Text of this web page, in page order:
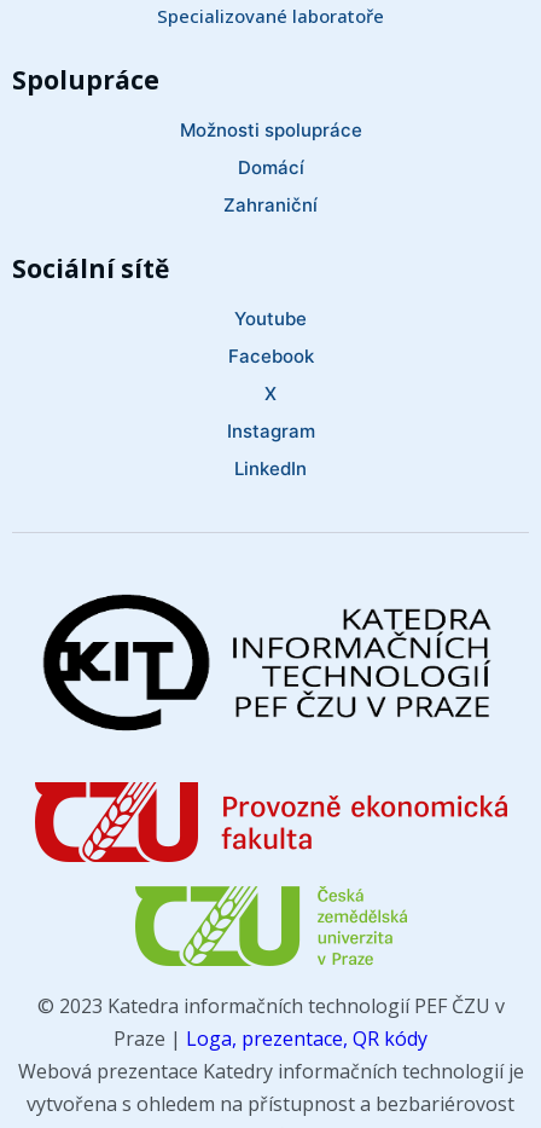
Specializované laboratoře
Spolupráce
Možnosti spolupráce
Domácí
Zahraniční
Sociální sítě
Youtube
Facebook
X
Instagram
LinkedIn
© 2023 Katedra informačních technologií PEF ČZU v
Praze | Loga, prezentace, QR kódy
Webová prezentace Katedry informačních technologií je
vytvořena s ohledem na přístupnost a bezbariérovost